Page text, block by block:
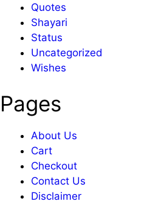
Quotes
Shayari
Status
Uncategorized
Wishes
Pages
About Us
Cart
Checkout
Contact Us
Disclaimer